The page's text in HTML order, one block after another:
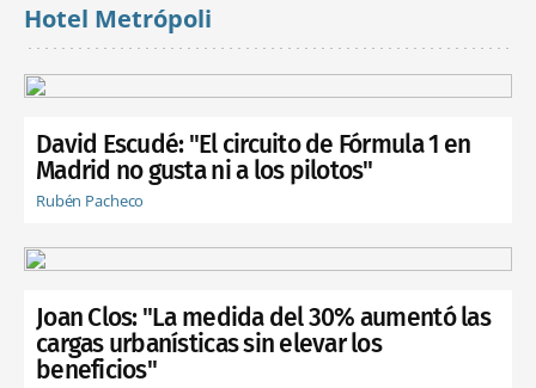
Hotel Metrópoli
David Escudé: "El circuito de Fórmula 1 en
Madrid no gusta ni a los pilotos"
Rubén Pacheco
Joan Clos: "La medida del 30% aumentó las
cargas urbanísticas sin elevar los
beneficios"